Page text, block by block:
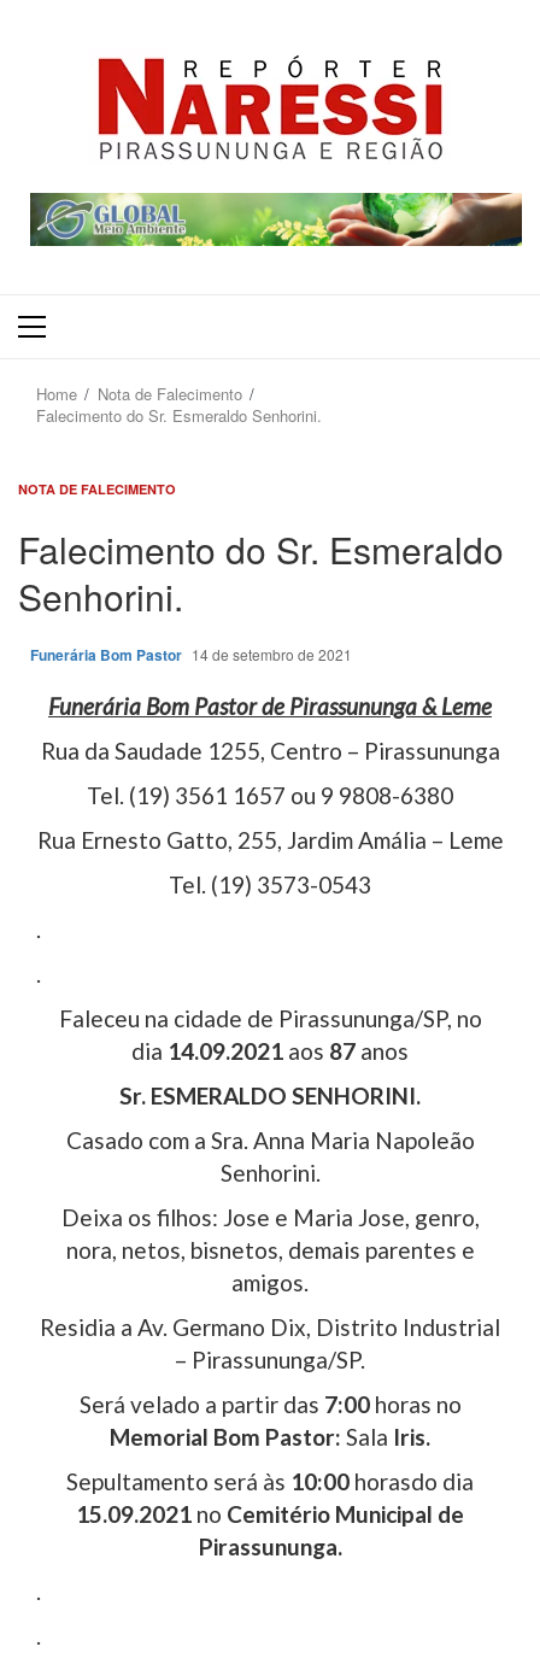
Primary
Home
Nota de Falecimento
Falecimento do Sr. Esmeraldo Senhorini.
NOTA DE FALECIMENTO
Falecimento do Sr. Esmeraldo
Senhorini.
Funerária Bom Pastor 14 de setembro de 2021
Funerária Bom Pastor de Pirassununga & Leme
Rua da Saudade 1255, Centro – Pirassununga
Tel. (19) 3561 1657 ou 9 9808-6380
Rua Ernesto Gatto, 255, Jardim Amália – Leme
Tel. (19) 3573-0543
.
.
Faleceu na cidade de Pirassununga/SP, no
dia 14.09.2021 aos 87 anos
Sr. ESMERALDO SENHORINI.
Casado com a Sra. Anna Maria Napoleão
Senhorini.
Deixa os filhos: Jose e Maria Jose, genro,
nora, netos, bisnetos, demais parentes e
amigos.
Residia a Av. Germano Dix, Distrito Industrial
– Pirassununga/SP.
Será velado a partir das 7:00 horas no
Memorial Bom Pastor: Sala Iris.
Sepultamento será às 10:00 horasdo dia
15.09.2021 no Cemitério Municipal de
Pirassununga.
.
.